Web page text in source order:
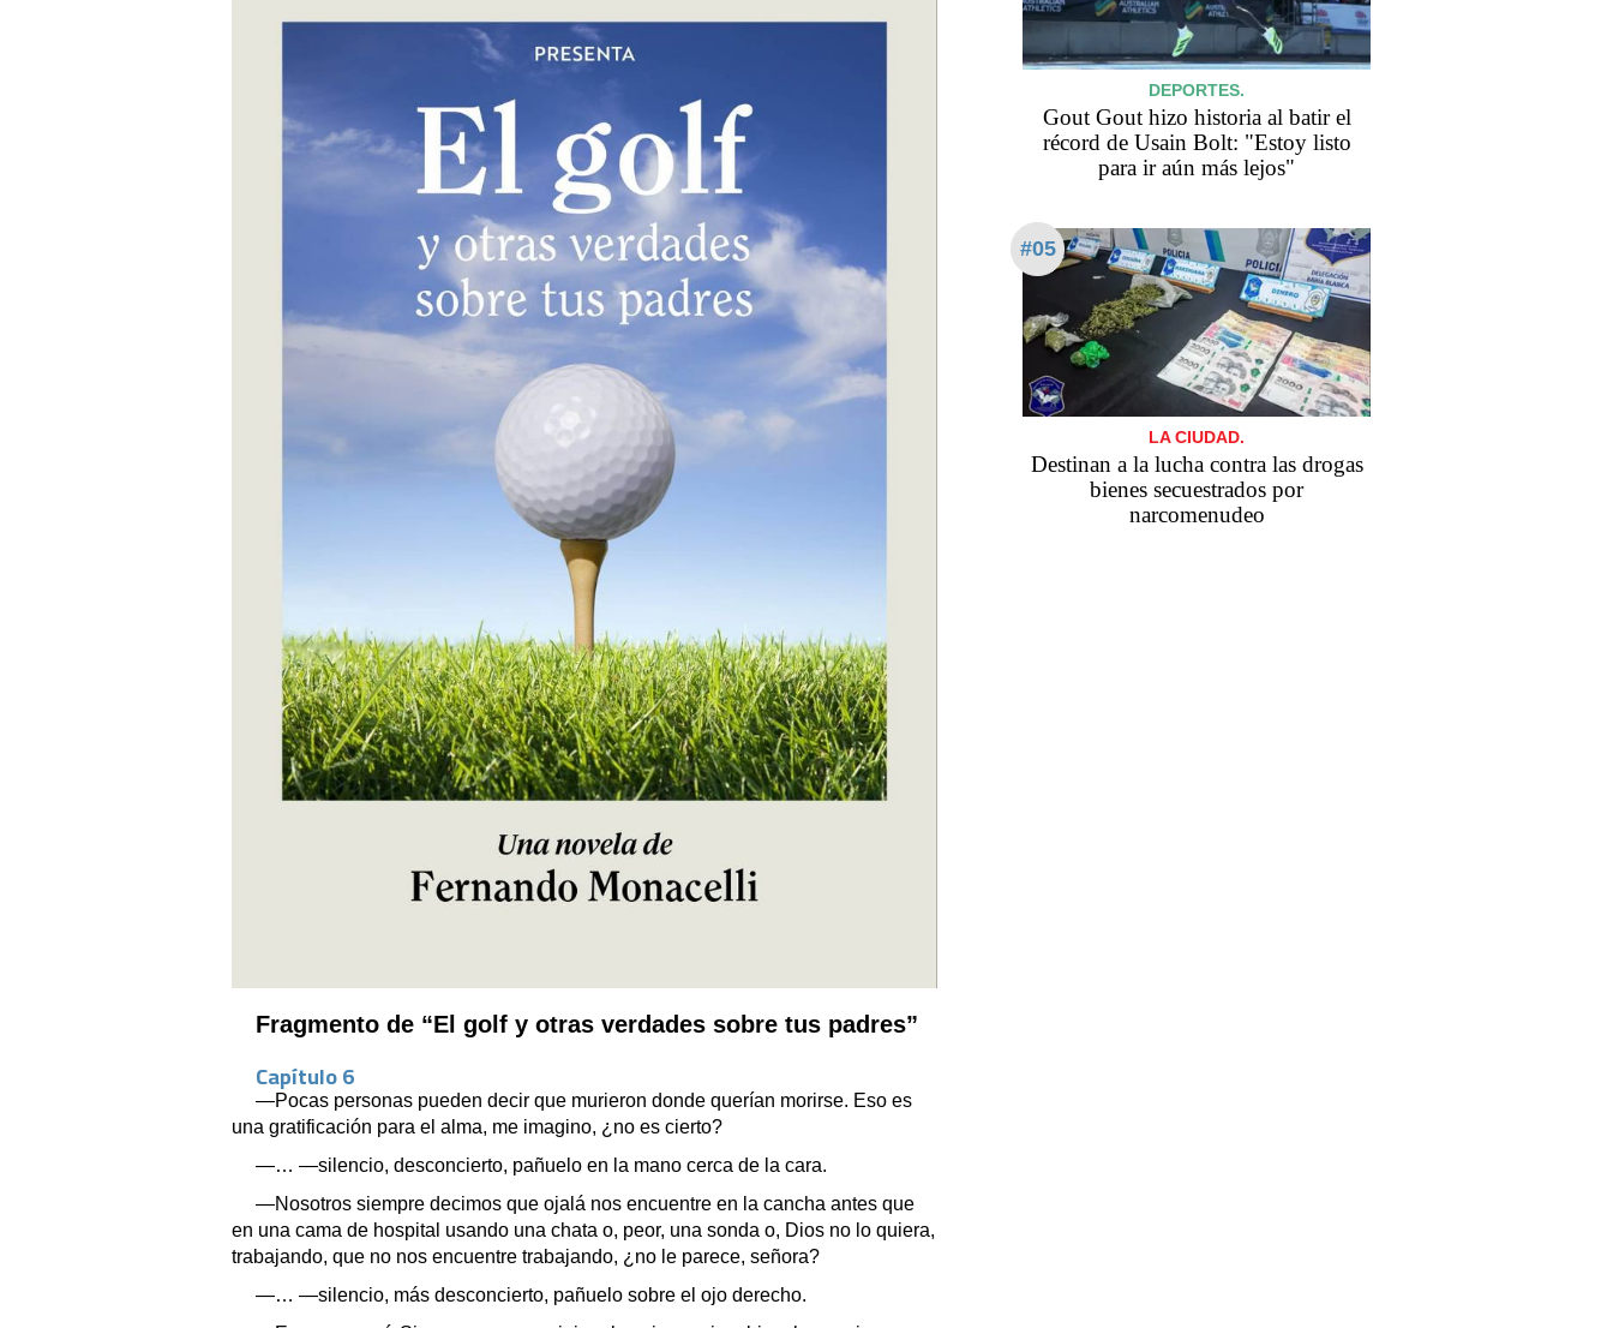
Fragmento de “El golf y otras verdades sobre tus padres”
Capítulo 6
—Pocas personas pueden decir que murieron donde querían morirse. Eso es
una gratificación para el alma, me imagino, ¿no es cierto?
—… —silencio, desconcierto, pañuelo en la mano cerca de la cara.
—Nosotros siempre decimos que ojalá nos encuentre en la cancha antes que
en una cama de hospital usando una chata o, peor, una sonda o, Dios no lo quiera,
trabajando, que no nos encuentre trabajando, ¿no le parece, señora?
—… —silencio, más desconcierto, pañuelo sobre el ojo derecho.
DEPORTES.
Gout Gout hizo historia al batir el
récord de Usain Bolt: "Estoy listo
para ir aún más lejos"
#05
LA CIUDAD.
Destinan a la lucha contra las drogas
bienes secuestrados por
narcomenudeo